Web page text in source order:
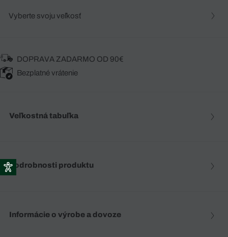
Vyberte svoju veľkosť
DOPRAVA ZADARMO OD 90€
Bezplatné vrátenie
Veľkostná tabuľka
Podrobnosti produktu
Informácie o výrobe a dovoze